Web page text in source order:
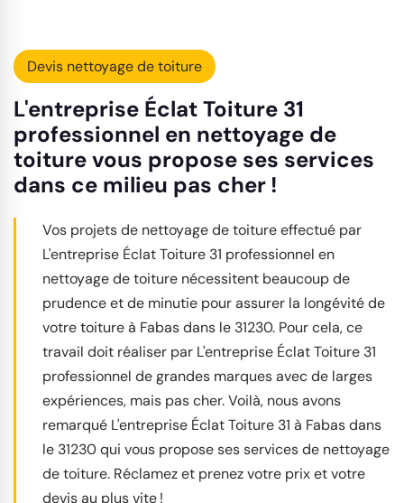
Devis nettoyage de toiture
L'entreprise Éclat Toiture 31
professionnel en nettoyage de
toiture vous propose ses services
dans ce milieu pas cher !
Vos projets de nettoyage de toiture effectué par
L'entreprise Éclat Toiture 31 professionnel en
nettoyage de toiture nécessitent beaucoup de
prudence et de minutie pour assurer la longévité de
votre toiture à Fabas dans le 31230. Pour cela, ce
travail doit réaliser par L'entreprise Éclat Toiture 31
professionnel de grandes marques avec de larges
expériences, mais pas cher. Voilà, nous avons
remarqué L'entreprise Éclat Toiture 31 à Fabas dans
le 31230 qui vous propose ses services de nettoyage
de toiture. Réclamez et prenez votre prix et votre
devis au plus vite !